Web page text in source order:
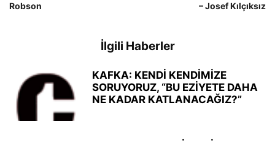
Robson
– Josef Kılçıksız
İlgili Haberler
KAFKA: KENDİ KENDİMİZE
SORUYORUZ, “BU EZİYETE DAHA
NE KADAR KATLANACAĞIZ?”